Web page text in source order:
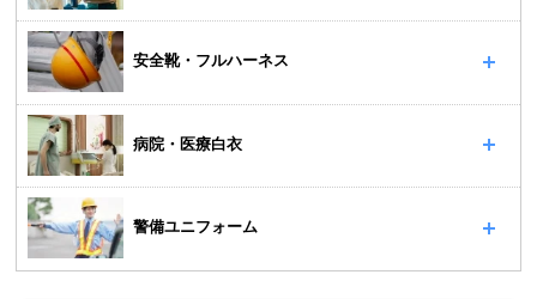
安全靴・フルハーネス
病院・医療白衣
警備ユニフォーム